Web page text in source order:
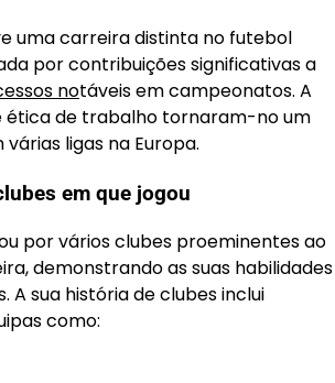
uma carreira distinta no futebol
por contribuições significativas a
notáveis em campeonatos. A
ética de trabalho tornaram-no um
ligas na Europa.
em que jogou
por vários clubes proeminentes ao
demonstrando as suas habilidades
A sua história de clubes inclui
como: